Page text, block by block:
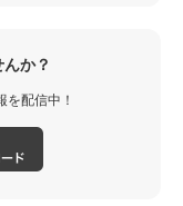
か？
配信中！